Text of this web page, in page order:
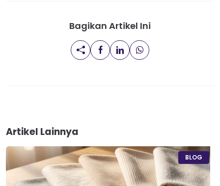
Bagikan Artikel Ini
Artikel Lainnya
BLOG